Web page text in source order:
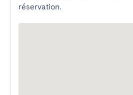
réservation.